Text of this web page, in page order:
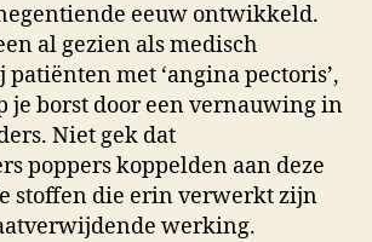
eeuw ontwikkeld.
al gezien als medisch
met ‘angina pectoris’,
je borst door een vernauwing in
Niet gek dat
poppers koppelden aan deze
stoffen die erin verwerkt zijn
werking.